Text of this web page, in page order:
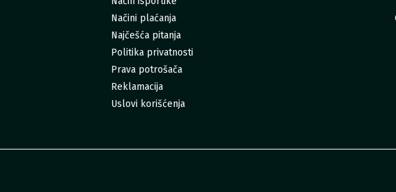
Načini plaćanja
Najčešća pitanja
Politika privatnosti
Prava potrošača
Reklamacija
Uslovi korišćenja